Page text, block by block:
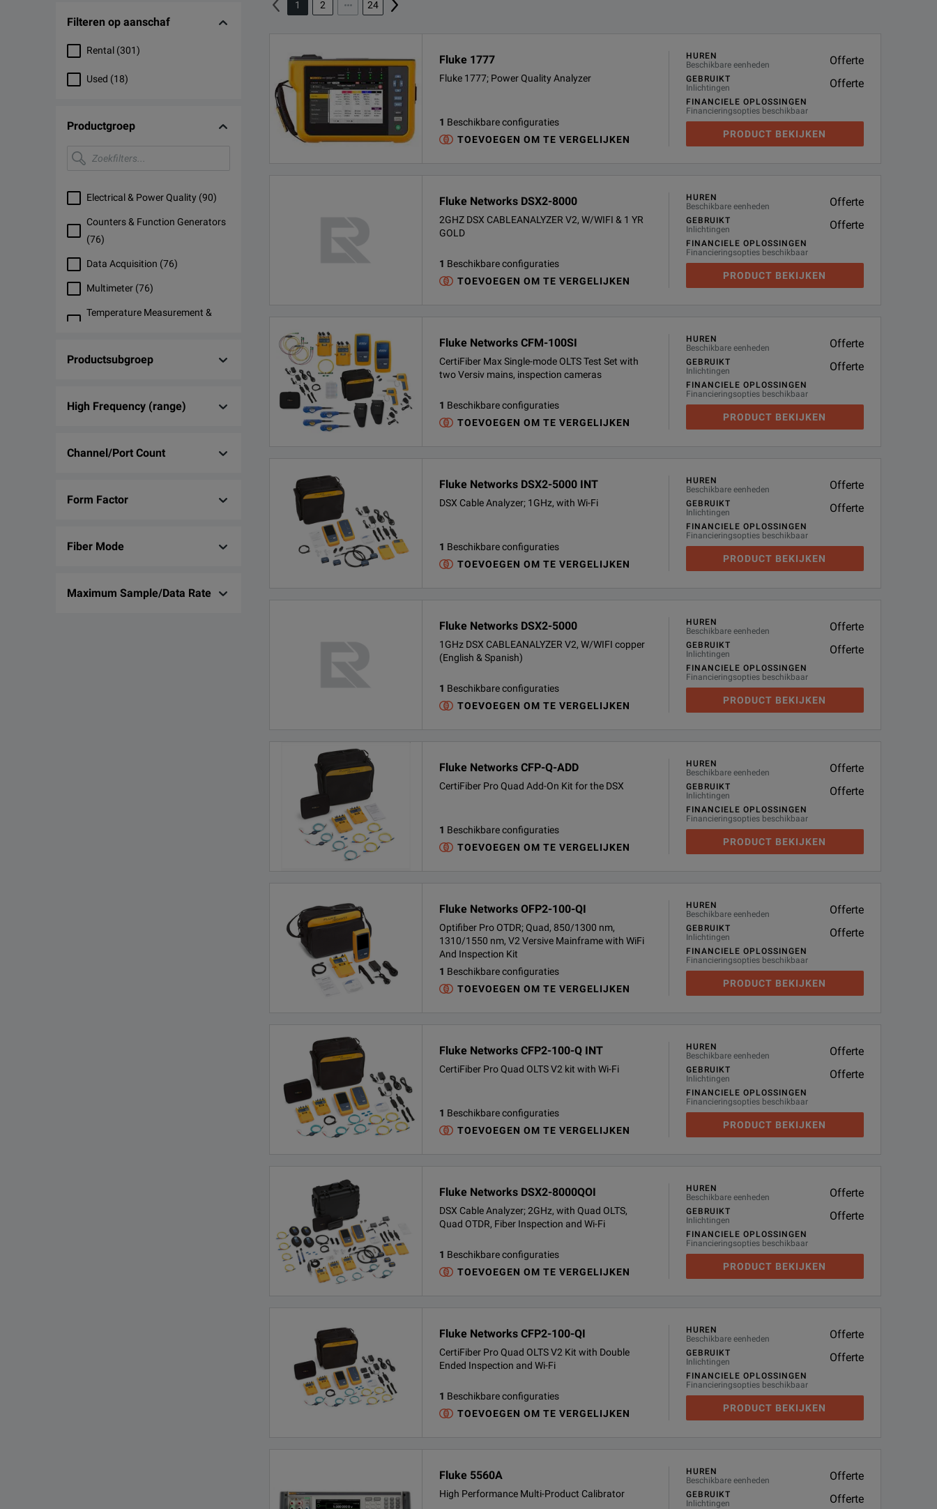
Filteren op aanschaf
Rental (301)
Used (18)
Productgroep
Zoekfilters...
Electrical & Power Quality (90)
Counters & Function Generators
(76)
Data Acquisition (76)
Multimeter (76)
Temperature Measurement &
Thermal
Productsubgroep
High Frequency (range)
Channel/Port Count
Form Factor
Fiber Mode
Maximum Sample/Data Rate
1 2 24
Fluke 1777
Fluke 1777; Power Quality Analyzer
1 Beschikbare configuraties
TOEVOEGEN OM TE VERGELIJKEN
HUREN
Beschikbare eenheden
Offerte
GEBRUIKT
Inlichtingen
Offerte
FINANCIELE OPLOSSINGEN
Financieringsopties beschikbaar
PRODUCT BEKIJKEN
Fluke Networks DSX2-8000
2GHZ DSX CABLEANALYZER V2, W/WIFI & 1 YR
GOLD
1 Beschikbare configuraties
TOEVOEGEN OM TE VERGELIJKEN
HUREN
Beschikbare eenheden
Offerte
GEBRUIKT
Inlichtingen
Offerte
FINANCIELE OPLOSSINGEN
Financieringsopties beschikbaar
PRODUCT BEKIJKEN
Fluke Networks CFM-100SI
CertiFiber Max Single-mode OLTS Test Set with
two Versiv mains, inspection cameras
1 Beschikbare configuraties
TOEVOEGEN OM TE VERGELIJKEN
HUREN
Beschikbare eenheden
Offerte
GEBRUIKT
Inlichtingen
Offerte
FINANCIELE OPLOSSINGEN
Financieringsopties beschikbaar
PRODUCT BEKIJKEN
Fluke Networks DSX2-5000 INT
DSX Cable Analyzer; 1GHz, with Wi-Fi
1 Beschikbare configuraties
TOEVOEGEN OM TE VERGELIJKEN
HUREN
Beschikbare eenheden
Offerte
GEBRUIKT
Inlichtingen
Offerte
FINANCIELE OPLOSSINGEN
Financieringsopties beschikbaar
PRODUCT BEKIJKEN
Fluke Networks DSX2-5000
1GHz DSX CABLEANALYZER V2, W/WIFI copper
(English & Spanish)
1 Beschikbare configuraties
TOEVOEGEN OM TE VERGELIJKEN
HUREN
Beschikbare eenheden
Offerte
GEBRUIKT
Inlichtingen
Offerte
FINANCIELE OPLOSSINGEN
Financieringsopties beschikbaar
PRODUCT BEKIJKEN
Fluke Networks CFP-Q-ADD
CertiFiber Pro Quad Add-On Kit for the DSX
1 Beschikbare configuraties
TOEVOEGEN OM TE VERGELIJKEN
HUREN
Beschikbare eenheden
Offerte
GEBRUIKT
Inlichtingen
Offerte
FINANCIELE OPLOSSINGEN
Financieringsopties beschikbaar
PRODUCT BEKIJKEN
Fluke Networks OFP2-100-QI
Optifiber Pro OTDR; Quad, 850/1300 nm,
1310/1550 nm, V2 Versive Mainframe with WiFi
And Inspection Kit
1 Beschikbare configuraties
TOEVOEGEN OM TE VERGELIJKEN
HUREN
Beschikbare eenheden
Offerte
GEBRUIKT
Inlichtingen
Offerte
FINANCIELE OPLOSSINGEN
Financieringsopties beschikbaar
PRODUCT BEKIJKEN
Fluke Networks CFP2-100-Q INT
CertiFiber Pro Quad OLTS V2 kit with Wi-Fi
1 Beschikbare configuraties
TOEVOEGEN OM TE VERGELIJKEN
HUREN
Beschikbare eenheden
Offerte
GEBRUIKT
Inlichtingen
Offerte
FINANCIELE OPLOSSINGEN
Financieringsopties beschikbaar
PRODUCT BEKIJKEN
Fluke Networks DSX2-8000QOI
DSX Cable Analyzer; 2GHz, with Quad OLTS,
Quad OTDR, Fiber Inspection and Wi-Fi
1 Beschikbare configuraties
TOEVOEGEN OM TE VERGELIJKEN
HUREN
Beschikbare eenheden
Offerte
GEBRUIKT
Inlichtingen
Offerte
FINANCIELE OPLOSSINGEN
Financieringsopties beschikbaar
PRODUCT BEKIJKEN
Fluke Networks CFP2-100-QI
CertiFiber Pro Quad OLTS V2 Kit with Double
Ended Inspection and Wi-Fi
1 Beschikbare configuraties
TOEVOEGEN OM TE VERGELIJKEN
HUREN
Beschikbare eenheden
Offerte
GEBRUIKT
Inlichtingen
Offerte
FINANCIELE OPLOSSINGEN
Financieringsopties beschikbaar
PRODUCT BEKIJKEN
Fluke 5560A
High Performance Multi-Product Calibrator
HUREN
Beschikbare eenheden
Offerte
GEBRUIKT
Inlichtingen
Offerte